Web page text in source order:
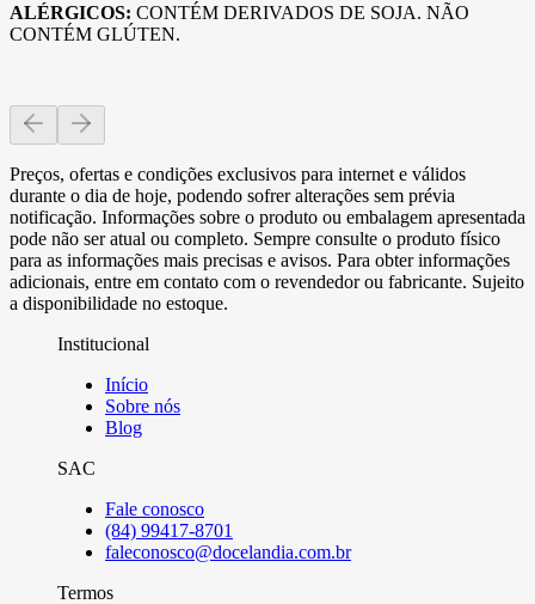
ALÉRGICOS: CONTÉM DERIVADOS DE SOJA. NÃO
CONTÉM GLÚTEN.
Preços, ofertas e condições exclusivos para internet e válidos
durante o dia de hoje, podendo sofrer alterações sem prévia
notificação. Informações sobre o produto ou embalagem apresentada
pode não ser atual ou completo. Sempre consulte o produto físico
para as informações mais precisas e avisos. Para obter informações
adicionais, entre em contato com o revendedor ou fabricante. Sujeito
a disponibilidade no estoque.
Institucional
Início
Sobre nós
Blog
SAC
Fale conosco
(84) 99417-8701
faleconosco@docelandia.com.br
Termos